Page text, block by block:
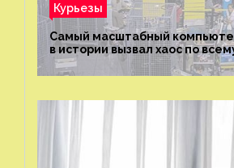
Курьезы
Самый масштабный
в истории вызвал хаос по
было?